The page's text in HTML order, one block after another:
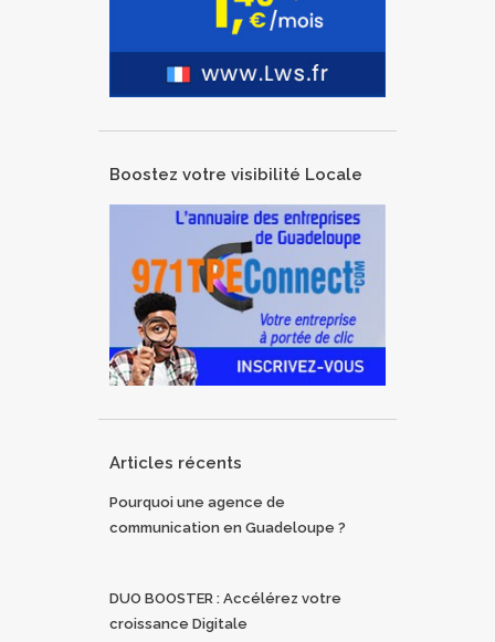
Boostez votre visibilité Locale
Articles récents
Pourquoi une agence de
communication en Guadeloupe ?
DUO BOOSTER : Accélérez votre
croissance Digitale